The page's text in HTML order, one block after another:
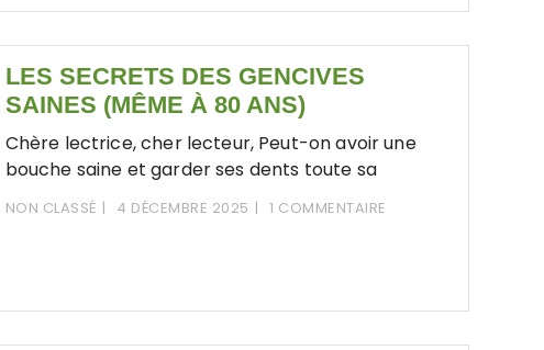
LES SECRETS DES GENCIVES
SAINES (MÊME À 80 ANS)
Chère lectrice, cher lecteur, Peut-on avoir une
bouche saine et garder ses dents toute sa
NON CLASSÉ 4 DÉCEMBRE 2025 1 COMMENTAIRE